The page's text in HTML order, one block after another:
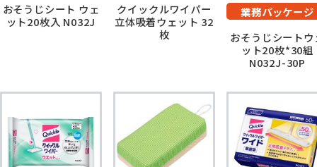
おそうじシート ウェ
ット20枚入 N032J
クイックルワイパー
立体吸着ウェット 32
枚
業務パッケージ
おそうじシートウ
ット20枚*30組
N032J-30P